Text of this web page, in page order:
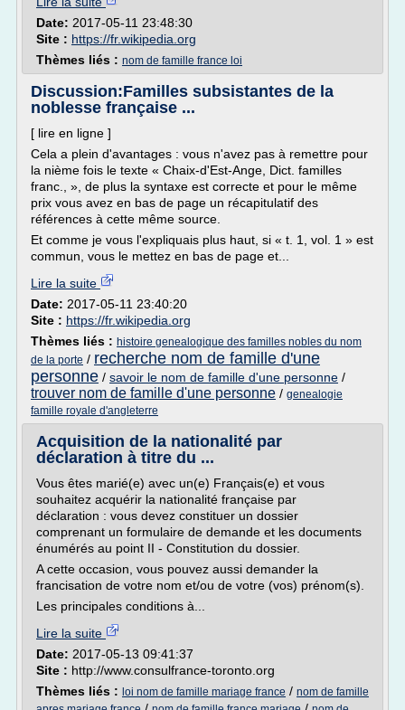
Date: 2017-05-11 23:48:30
Site : https://fr.wikipedia.org
Thèmes liés : nom de famille france loi
Discussion:Familles subsistantes de la
noblesse française ...
[ lire en ligne ]
Cela a plein d'avantages : vous n'avez pas à remettre pour
la nième fois le texte « Chaix-d'Est-Ange, Dict. familles
franc., », de plus la syntaxe est correcte et pour le même
prix vous avez en bas de page un récapitulatif des
références à cette même source.
Et comme je vous l'expliquais plus haut, si « t. 1, vol. 1 » est
commun, vous le mettez en bas de page et...
Lire la suite
Date: 2017-05-11 23:40:20
Site : https://fr.wikipedia.org
Thèmes liés : histoire genealogique des familles nobles du nom
de la porte / recherche nom de famille d'une
personne / savoir le nom de famille d'une personne /
trouver nom de famille d'une personne / genealogie
famille royale d'angleterre
Acquisition de la nationalité par
déclaration à titre du ...
Vous êtes marié(e) avec un(e) Français(e) et vous
souhaitez acquérir la nationalité française par
déclaration : vous devez constituer un dossier
comprenant un formulaire de demande et les documents
énumérés au point II - Constitution du dossier.
A cette occasion, vous pouvez aussi demander la
francisation de votre nom et/ou de votre (vos) prénom(s).
Les principales conditions à...
Lire la suite
Date: 2017-05-13 09:41:37
Site : http://www.consulfrance-toronto.org
Thèmes liés : loi nom de famille mariage france / nom de famille